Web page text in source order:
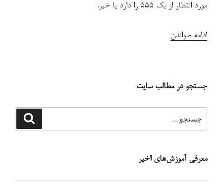
مورد انتظار از یک ۵۵۵ را دارد یا خیر.
ادامه خواندن
سی
جستجو در مطالب سایت
برای
جستجو
معرفی آموزش‌های اخیر